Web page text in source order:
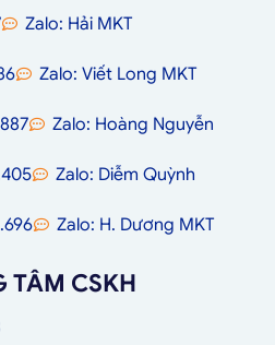
Zalo: Hải MKT
Zalo: Viết Long MKT
Zalo: Hoàng Nguyễn
Zalo: Diễm Quỳnh
Zalo: H. Dương MKT
TÂM CSKH